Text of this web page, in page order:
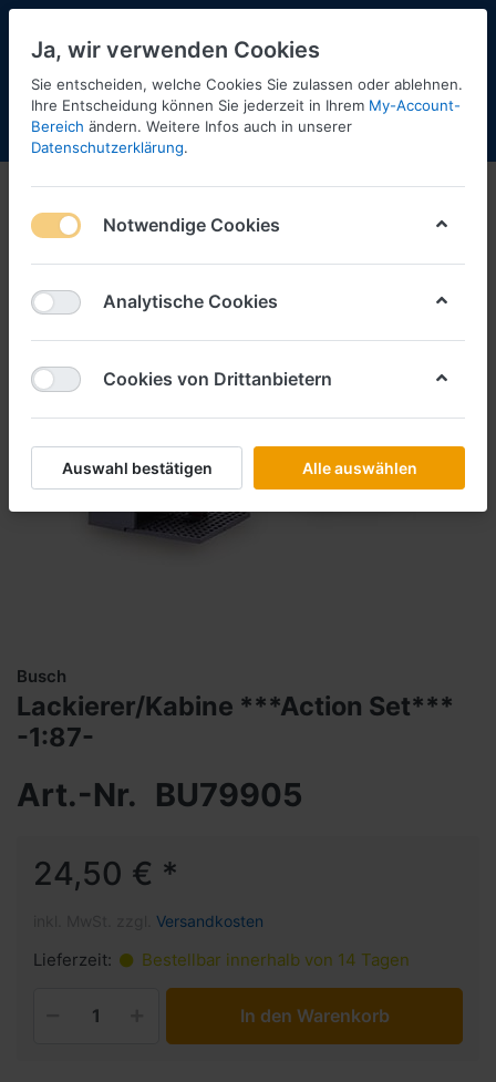
Menü Anmelden Shopaktualisierung
Busch
Lackierer/Kabine ***Action Set***
-1:87-
Art.-Nr. BU79905
24,50 € *
Versandkosten
Lieferzeit: Bestellbar innerhalb von 14 Tagen
In den Warenkorb
Ja, wir verwenden Cookies
Sie entscheiden, welche Cookies Sie zulassen oder ablehnen.
Ihre Entscheidung können Sie jederzeit in Ihrem My-Account-
Bereich ändern. Weitere Infos auch in unserer
Datenschutzerklärung.
Notwendige Cookies
Analytische Cookies
Cookies von Drittanbietern
Auswahl bestätigen Alle auswählen